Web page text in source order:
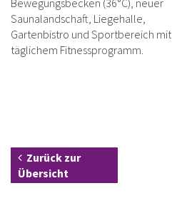
Saunalandschaft, Liegehalle,
Gartenbistro und Sportbereich mit
täglichem Fitnessprogramm.
Zurück zur
Übersicht